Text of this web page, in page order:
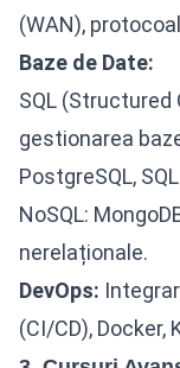
(WAN),
Baze de Date:
SQL (Structured
gestionarea
PostgreSQL,
NoSQL:
nerelaționale.
DevOps:
(CI/CD), Docker,